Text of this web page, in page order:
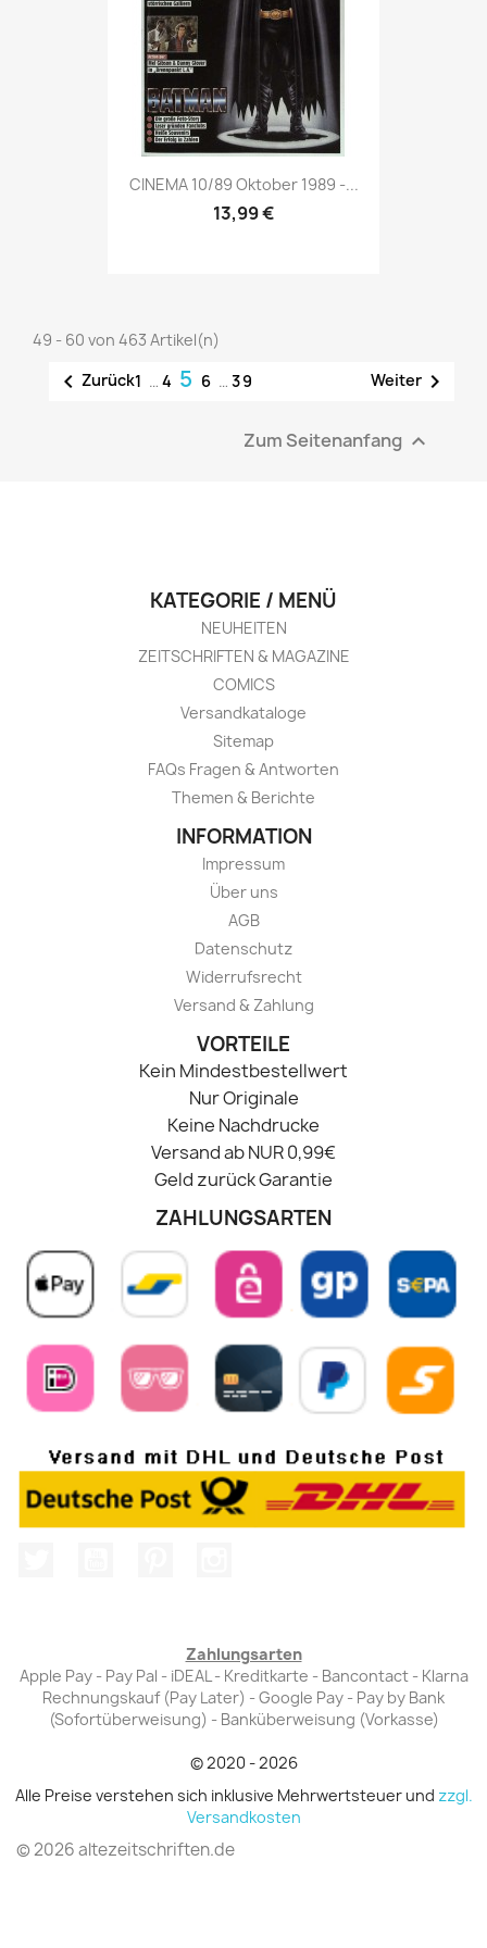
Vorschau
CINEMA 10/89 Oktober 1989 -...
13,99 €
49 - 60 von 463 Artikel(n)
 Zurück1 … 4 5 6 … 39 Weiter 
Zum Seitenanfang 
KATEGORIE / MENÜ
NEUHEITEN
ZEITSCHRIFTEN & MAGAZINE
COMICS
Versandkataloge
Sitemap
FAQs Fragen & Antworten
Themen & Berichte
INFORMATION
Impressum
Über uns
AGB
Datenschutz
Widerrufsrecht
Versand & Zahlung
VORTEILE
Kein Mindestbestellwert
Nur Originale
Keine Nachdrucke
Versand ab NUR 0,99€
Geld zurück Garantie
ZAHLUNGSARTEN
Zahlungsarten
Apple Pay - Pay Pal - iDEAL - Kreditkarte - Bancontact - Klarna
Rechnungskauf (Pay Later) - Google Pay - Pay by Bank
(Sofortüberweisung) - Banküberweisung (Vorkasse)
© 2020 - 2026
Alle Preise verstehen sich inklusive Mehrwertsteuer und zzgl.
Versandkosten
© 2026 altezeitschriften.de